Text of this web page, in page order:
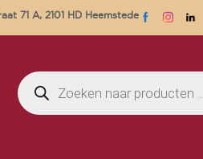
71 A, 2101 HD Heemstede